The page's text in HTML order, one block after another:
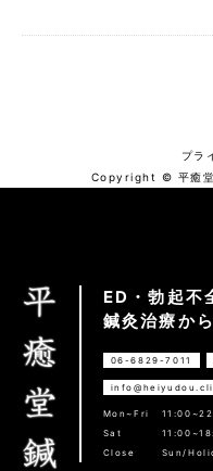
プラ
Copyright © 平癒堂
ED・勃起不
鍼灸治療か
06-6829-7011
Mon~Fri
Sat
Close
Sun/